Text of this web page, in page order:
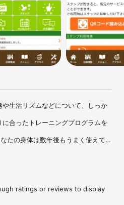
生活リズムなどについて、しっか
合ったトレーニングプログラムを
たの身体は数年後もうまく使えて
身に付けましょう。お客様のお越
ratings or reviews to display